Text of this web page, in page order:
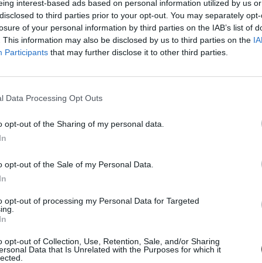
interest-based ads based on personal information utilized by us
to third parties prior to your opt-out. You may separately
of your personal information by third parties on the IAB’s list of
This information may also be disclosed by us to third parties on the
Participants that may further disclose it to other third parties.
Data Processing Opt Outs
opt-out of the Sharing of my personal data.
opt-out of the Sale of my Personal Data.
opt-out of processing my Personal Data for Targeted
opt-out of Collection, Use, Retention, Sale, and/or Sharing
Data that Is Unrelated with the Purposes for which it
tesztre vár
hallgatója is elkapta a koronavírust.
a diákokat a magyar egyetemek
egyedi ötletekkel álltak elő. Mutatunk ezekből néhányat, érdemes